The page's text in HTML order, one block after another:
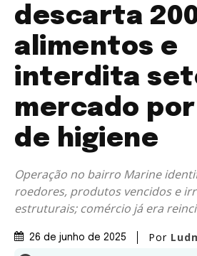
descarta
alimentos e
interdita
mercado
de higiene
Operação no bairro Marine
roedores, produtos vencidos e
estruturais; comércio já era
26 de junho de 2025 Por